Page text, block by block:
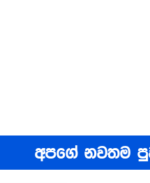
අපගේ නවතම